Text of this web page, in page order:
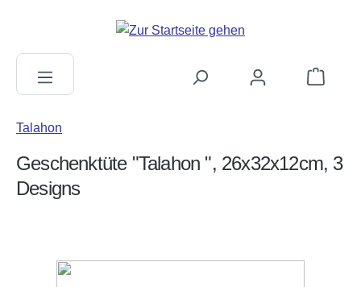
Talahon
Geschenktüte "Talahon ", 26x32x12cm, 3
Designs
Bildergalerie überspringen